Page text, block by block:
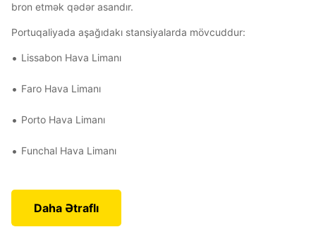
bron etmək qədər asandır.
Portuqaliyada aşağıdakı stansiyalarda mövcuddur:
Lissabon Hava Limanı
Faro Hava Limanı
Porto Hava Limanı
Funchal Hava Limanı
Daha Ətraflı